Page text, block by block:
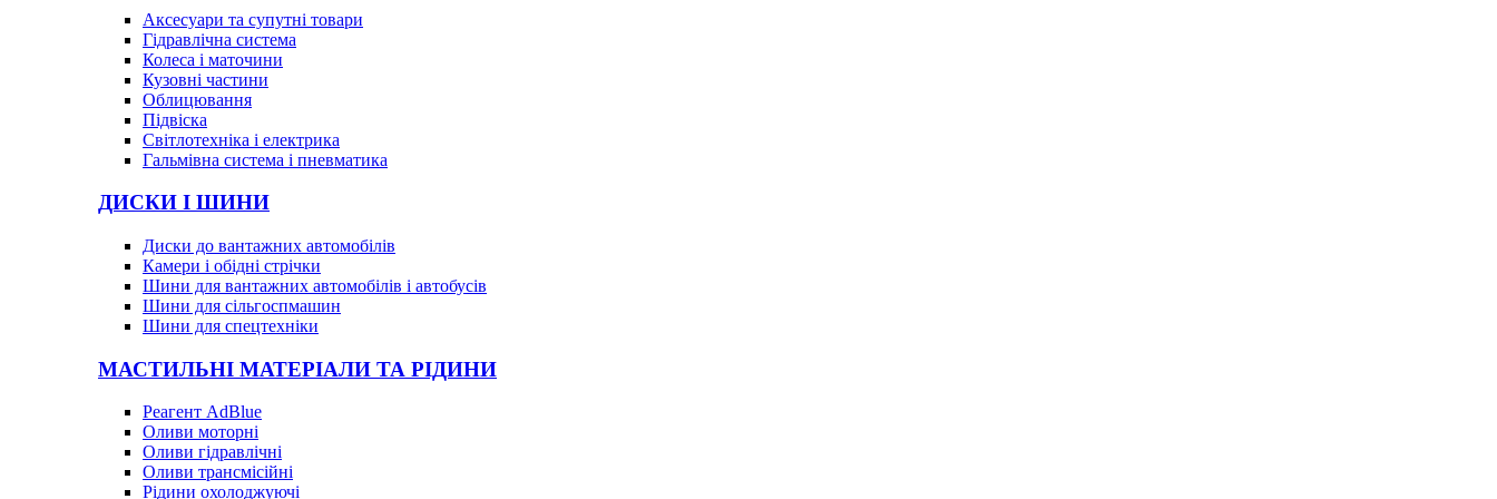
Аксесуари та супутні товари
Гідравлічна система
Колеса і маточини
Кузовні частини
Облицювання
Підвіска
Світлотехніка і електрика
Гальмівна система і пневматика
ДИСКИ І ШИНИ
Диски до вантажних автомобілів
Камери і обідні стрічки
Шини для вантажних автомобілів і автобусів
Шини для сільгоспмашин
Шини для спецтехніки
МАСТИЛЬНІ МАТЕРІАЛИ ТА РІДИНИ
Реагент AdBlue
Оливи моторні
Оливи гідравлічні
Оливи трансмісійні
Рідини охолоджуючі